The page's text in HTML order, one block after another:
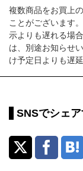
複数商品をお買上
ことがございます
示よりも遅れる場
は、別途お知らせ
け予定日よりも遅
SNSでシェ